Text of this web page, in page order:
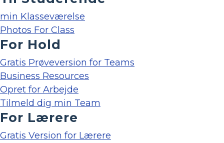
min Klasseværelse
Photos For Class
For Hold
Gratis Prøveversion for Teams
Business Resources
Opret for Arbejde
Tilmeld dig min Team
For Lærere
Gratis Version for Lærere